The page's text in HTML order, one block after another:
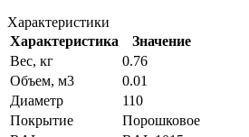
Характеристики
Характеристика
Значение
Вес, кг
0.76
Объем, м3
0.01
Диаметр
110
Покрытие
Порошковое